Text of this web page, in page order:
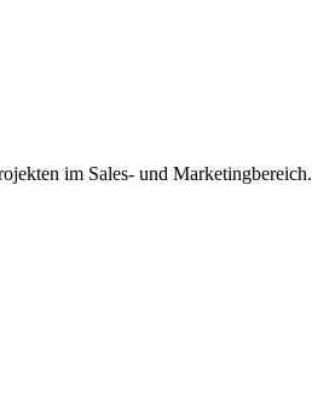
im Sales- und Marketingbereich.